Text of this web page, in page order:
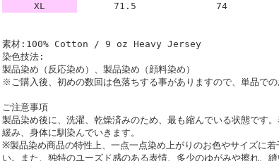
XL
71.5 74
素材:100% Cotton / 9 oz Heavy Jersey
染色技法:
製品染め（反応染め）、製品染め（顔料染め）
※ご購入後、初めの数回は色落ちする事がありますので、単品での
ご注意事項
製品染め後に、洗濯、乾燥済みのため、最も縮んでいる状態です
緩み、身体に馴染んでいきます。
※製品染め商品の特性上、一点一点染め上がりのお色やサイズに
い。また、独特のユーズド感のある表情、多少のゆがみや擦れ、